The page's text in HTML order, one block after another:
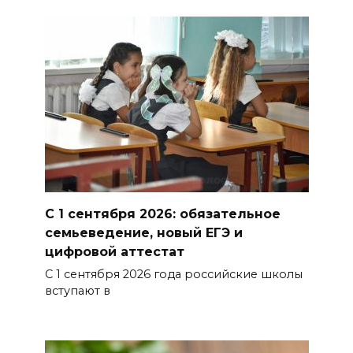
Снова пробка: затор на 8 км
собрался на М-4 «Дон» под
Шахтами
06 августа 2026 15:20
Александр Брод – о
современных подходах к
контролю за выборами и
подготовке наблюдателей на
Дону
06 августа 2026 15:12
В донских школах к 1 сентября
С 1 сентября 2026: обязательное
семьеведение, новый ЕГЭ и
цифровой аттестат
С 1 сентября 2026 года российские школы
вступают в